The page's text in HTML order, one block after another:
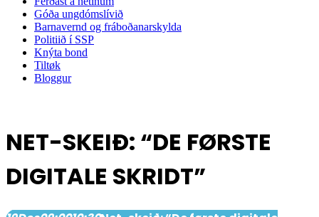
Góða ungdómslívið
Barnavernd og fráboðanarskylda
Politiið í SSP
Knýta bond
Tiltøk
Bloggur
NET-SKEIÐ: “DE FØRSTE
DIGITALE SKRIDT”